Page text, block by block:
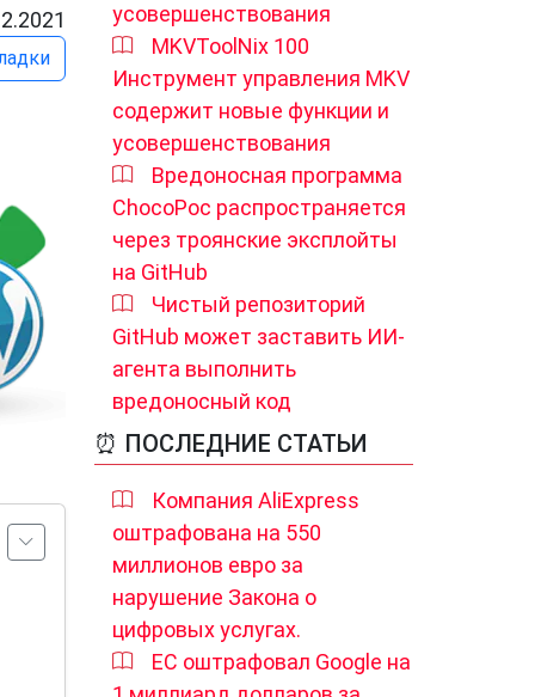
усовершенствования
MKVToolNix 100
Инструмент управления MKV
содержит новые функции и
усовершенствования
Вредоносная программа
ChocoPoc распространяется
через троянские эксплойты
на GitHub
Чистый репозиторий
GitHub может заставить ИИ-
агента выполнить
вредоносный код
⏰ ПОСЛЕДНИЕ СТАТЬИ
Компания AliExpress
оштрафована на 550
миллионов евро за
нарушение Закона о
цифровых услугах.
ЕС оштрафовал Google на